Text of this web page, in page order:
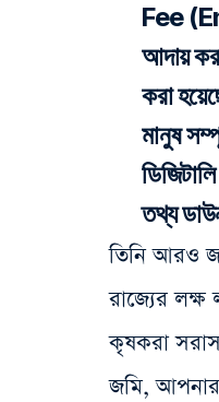
Fee
আদায়
করা
মানুষ
তথ্য
তিনি আরও
রাজ্যের
কৃষকরা
জমি,